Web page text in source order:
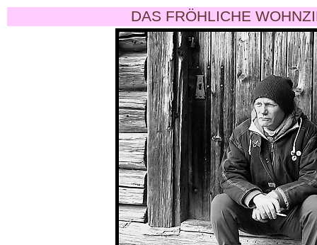
DAS FRÖHLICHE